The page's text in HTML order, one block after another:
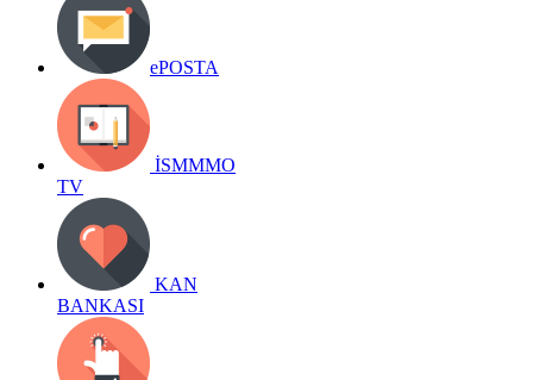
ePOSTA
İSMMMO
TV
KAN
BANKASI